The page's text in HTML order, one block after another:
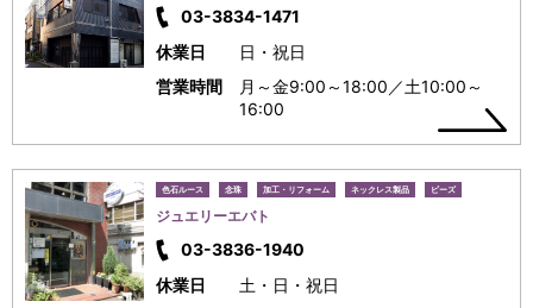
03-3834-1471
休業日
日・祝日
営業時間
月～金9:00～18:00／土10:00～
16:00
色石ルース 念珠 加工・リフォーム ネックレス製品 ビーズ
ジュエリーエバト
03-3836-1940
休業日
土・日・祝日